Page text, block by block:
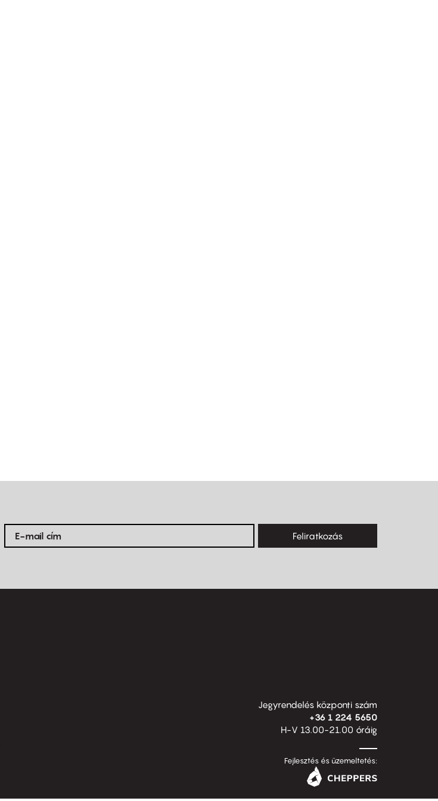
Feliratkozás
Jegyrendelés központi szám
+36 1 224 5650
H-V 13.00-21.00 óráig
Fejlesztés és üzemeltetés: